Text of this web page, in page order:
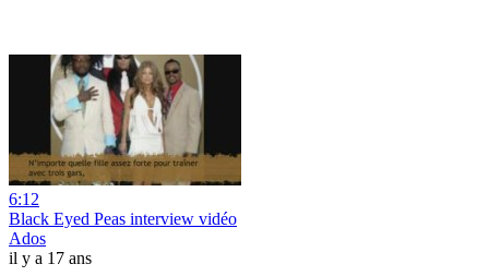
6:12
Black Eyed Peas interview vidéo
Ados
il y a 17 ans